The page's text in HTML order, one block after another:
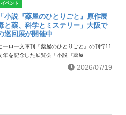
イベント
「小説『薬屋のひとりごと』原作展
と薬、科学とミステリー」大阪で
巡回展が開催中
ーロー文庫刊『薬屋のひとりごと』の刊行11
年を記念した展覧会「小説『薬屋...
2026/07/19